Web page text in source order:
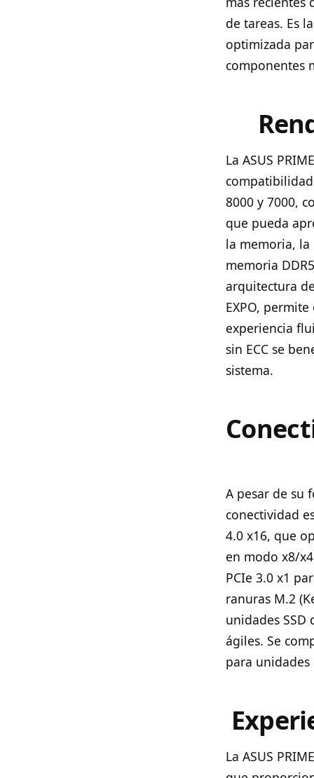
de tareas. Es
optimizada
componentes
La ASUS
8000 y 7000,
que pueda
la memoria, la
memoria
arquitectura
EXPO,
experiencia
sin ECC se
sistema.
A pesar de su
conectividad
4.0 x16, que
en modo x8/
PCIe 3.0 x1
ranuras M.2
unidades
ágiles. Se
para
La ASUS